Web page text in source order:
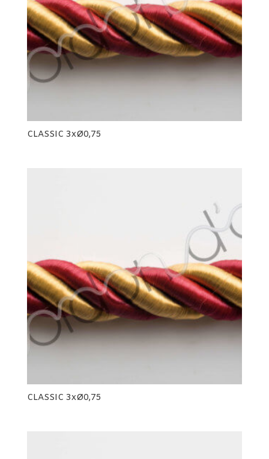
CLASSIC 3xØ0,75
CLASSIC 3xØ0,75